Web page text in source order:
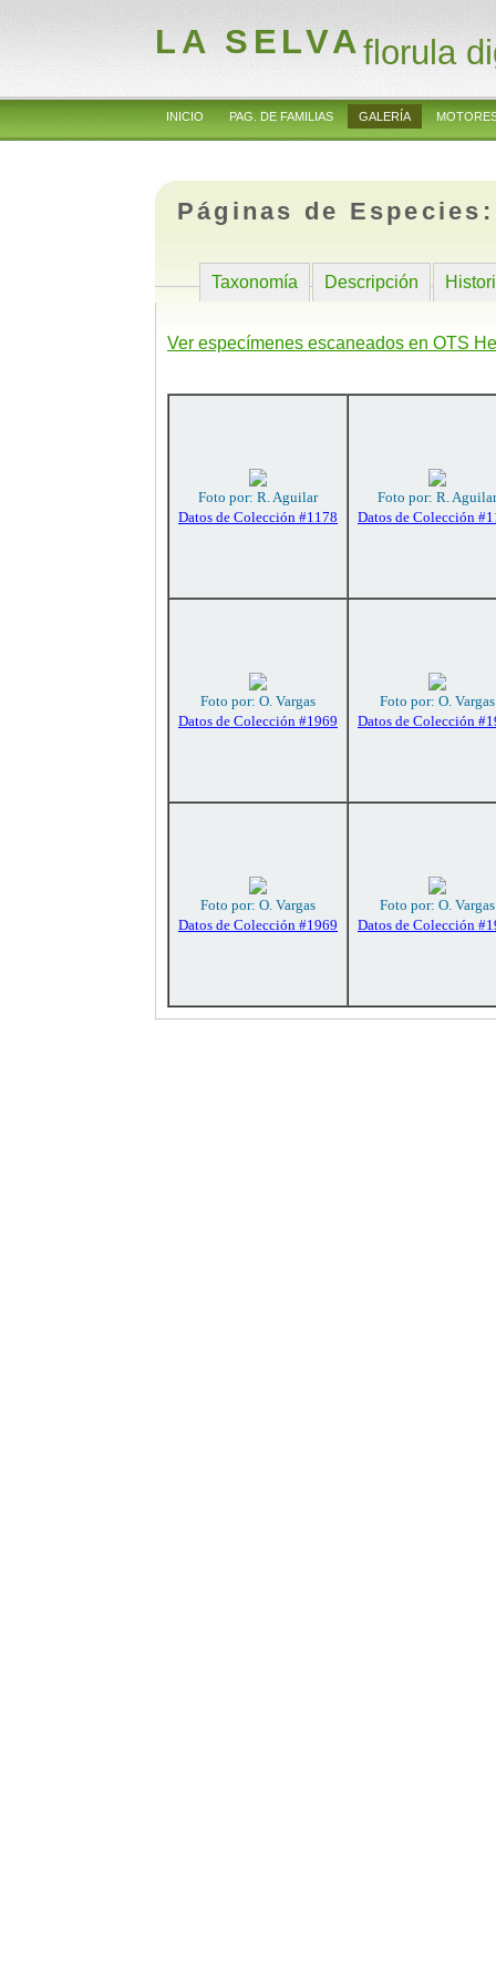
LA SELVAflorula
INICIO PAG. DE FAMILIAS GALERÍA
Páginas de
Taxonomía Descripción
Ver especímenes escaneados en OTS
Foto por: R. Aguilar
Datos de Colección #1178
Foto por: R. Aguilar
Datos de Colección
Foto por: O. Vargas
Datos de Colección #1969
Foto por: O. Vargas
Datos de Colección
Foto por: O. Vargas
Datos de Colección #1969
Foto por: O. Vargas
Datos de Colección